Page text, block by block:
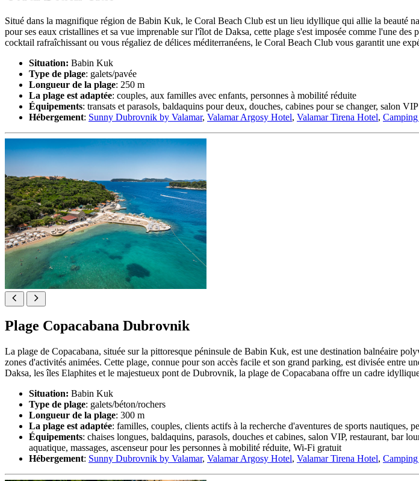
Situé dans la magnifique région de Babin Kuk, le Coral Beach Club est un lieu idyllique qui allie la beauté
pour ses eaux cristallines et sa vue imprenable sur l'îlot de Daksa, cette plage s'est imposée comme l'une
cocktail rafraîchissant ou vous régaliez de délices méditerranéens, le Coral Beach Club vous garantit une
Situation: Babin Kuk
Type de plage: galets/pavée
Longueur de la plage: 250 m
La plage est adaptée: couples, aux familles avec enfants, personnes à mobilité réduite
Équipements: transats et parasols, baldaquins pour deux, douches, cabines pour se changer, salon VIP
Hébergement: Sunny Dubrovnik by Valamar, Valamar Argosy Hotel, Valamar Tirena Hotel,
Plage Copacabana Dubrovnik
La plage de Copacabana, située sur la pittoresque péninsule de Babin Kuk, est une destination balnéaire
zones d'activités animées. Cette plage, connue pour son accès facile et son grand parking, est divisée
Daksa, les îles Elaphites et le majestueux pont de Dubrovnik, la plage de Copacabana offre un cadre
Situation: Babin Kuk
Type de plage: galets/béton/rochers
Longueur de la plage: 300 m
La plage est adaptée: familles, couples, clients actifs à la recherche d'aventures de sports nautiques,
Équipements: chaises longues, baldaquins, parasols, douches et cabines, salon VIP, restaurant, bar
aquatique, massages, ascenseur pour les personnes à mobilité réduite, Wi-Fi gratuit
Hébergement: Sunny Dubrovnik by Valamar, Valamar Argosy Hotel, Valamar Tirena Hotel,